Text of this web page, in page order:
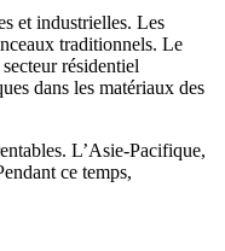
et industrielles. Les
traditionnels. Le
résidentiel
dans les matériaux des
L’Asie-Pacifique,
ce temps,